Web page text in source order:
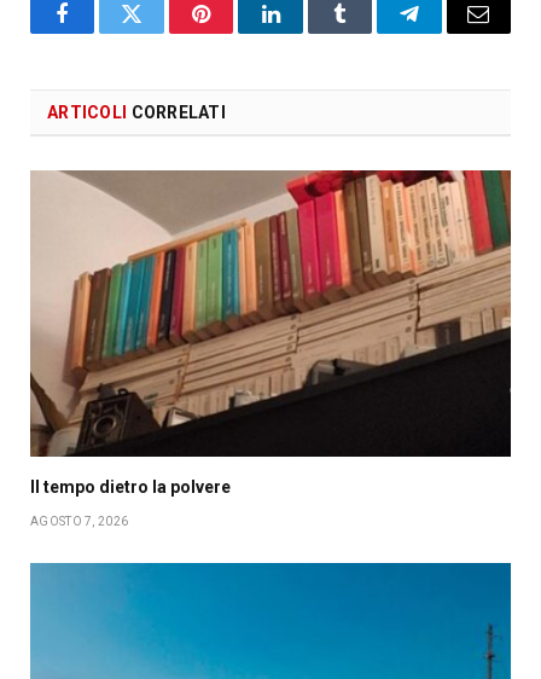
Facebook
X PinterestLinkedInTumblr TelegramEmail
ARTICOLI CORRELATI
Il tempo dietro la polvere
AGOSTO 7, 2026